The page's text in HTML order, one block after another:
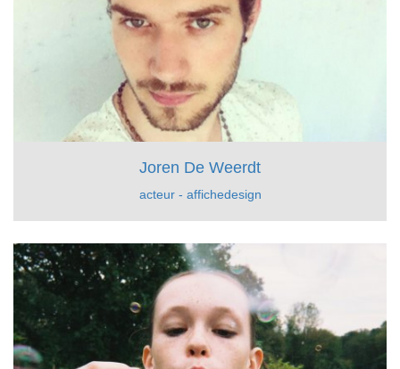
Joren De Weerdt
acteur - affichedesign